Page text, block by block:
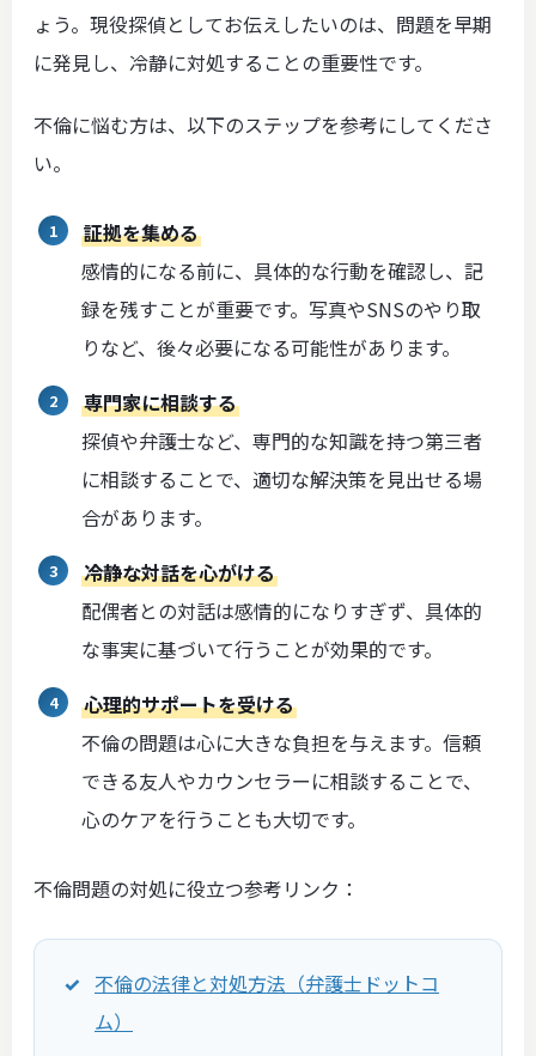
ょう。現役探偵としてお伝えしたいのは、問題を早期
に発見し、冷静に対処することの重要性です。
不倫に悩む方は、以下のステップを参考にしてくださ
い。
証拠を集める
感情的になる前に、具体的な行動を確認し、記
録を残すことが重要です。写真やSNSのやり取
りなど、後々必要になる可能性があります。
専門家に相談する
探偵や弁護士など、専門的な知識を持つ第三者
に相談することで、適切な解決策を見出せる場
合があります。
冷静な対話を心がける
配偶者との対話は感情的になりすぎず、具体的
な事実に基づいて行うことが効果的です。
心理的サポートを受ける
不倫の問題は心に大きな負担を与えます。信頼
できる友人やカウンセラーに相談することで、
心のケアを行うことも大切です。
不倫問題の対処に役立つ参考リンク：
不倫の法律と対処方法（弁護士ドットコ
ム）